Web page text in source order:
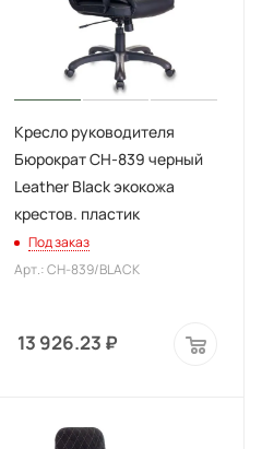
Кресло руководителя
Бюрократ CH-839 черный
Leather Black экокожа
крестов. пластик
Под заказ
Арт.: CH-839/BLACK
13 926.23 ₽